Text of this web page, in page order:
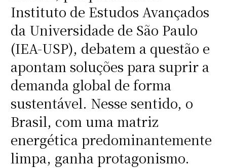
Instituto de Estudos Avançados
da Universidade de São Paulo
(IEA-USP), debatem a questão e
apontam soluções para suprir a
demanda global de forma
sustentável. Nesse sentido, o
Brasil, com uma matriz
energética predominantemente
limpa, ganha protagonismo.